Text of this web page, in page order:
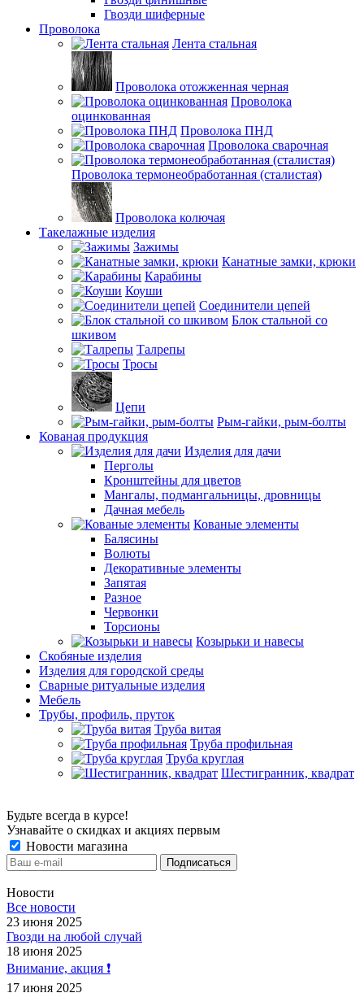
Гвозди шиферные
Проволока
Лента стальная
Проволока отожженная черная
Проволока
оцинкованная
Проволока ПНД
Проволока сварочная
Проволока термонеобработанная (сталистая)
Проволока колючая
Такелажные изделия
Зажимы
Канатные замки, крюки
Карабины
Коуши
Соединители цепей
Блок стальной со
шкивом
Талрепы
Тросы
Цепи
Рым-гайки, рым-болты
Кованая продукция
Изделия для дачи
Перголы
Кронштейны для цветов
Мангалы, подмангальницы, дровницы
Дачная мебель
Кованые элементы
Балясины
Волюты
Декоративные элементы
Запятая
Разное
Червонки
Торсионы
Козырьки и навесы
Скобяные изделия
Изделия для городской среды
Сварные ритуальные изделия
Мебель
Трубы, профиль, пруток
Труба витая
Труба профильная
Труба круглая
Шестигранник, квадрат
Будьте всегда в курсе!
Узнавайте о скидках и акциях первым
Новости магазина
Новости
Все новости
23 июня 2025
Гвозди на любой случай
18 июня 2025
Внимание, акция ❗️
17 июня 2025